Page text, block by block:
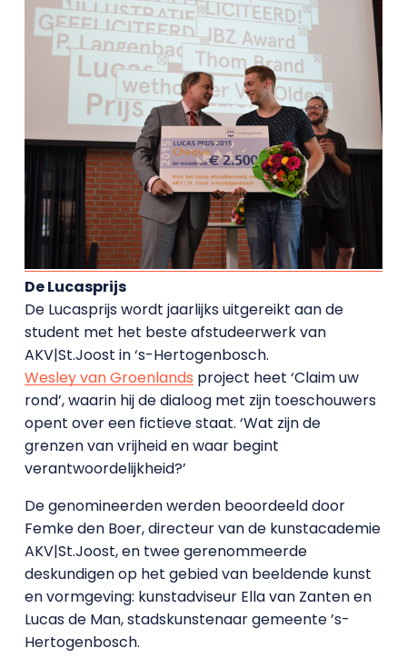
De Lucasprijs
De Lucasprijs wordt jaarlijks uitgereikt aan de
student met het beste afstudeerwerk van
AKV|St.Joost in ‘s-Hertogenbosch.
Wesley van Groenlands project heet ‘Claim uw
rond’, waarin hij de dialoog met zijn toeschouwers
opent over een fictieve staat. ‘Wat zijn de
grenzen van vrijheid en waar begint
verantwoordelijkheid?’
De genomineerden werden beoordeeld door
Femke den Boer, directeur van de kunstacademie
AKV|St.Joost, en twee gerenommeerde
deskundigen op het gebied van beeldende kunst
en vormgeving: kunstadviseur Ella van Zanten en
Lucas de Man, stadskunstenaar gemeente ’s-
Hertogenbosch.